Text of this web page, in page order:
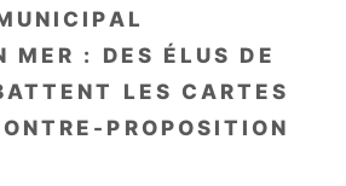
MER : DES ÉLUS DE
LES CARTES
PROPOSITION